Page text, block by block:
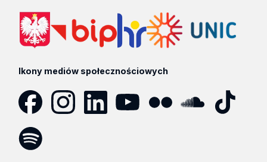
Ikony mediów społecznościowych